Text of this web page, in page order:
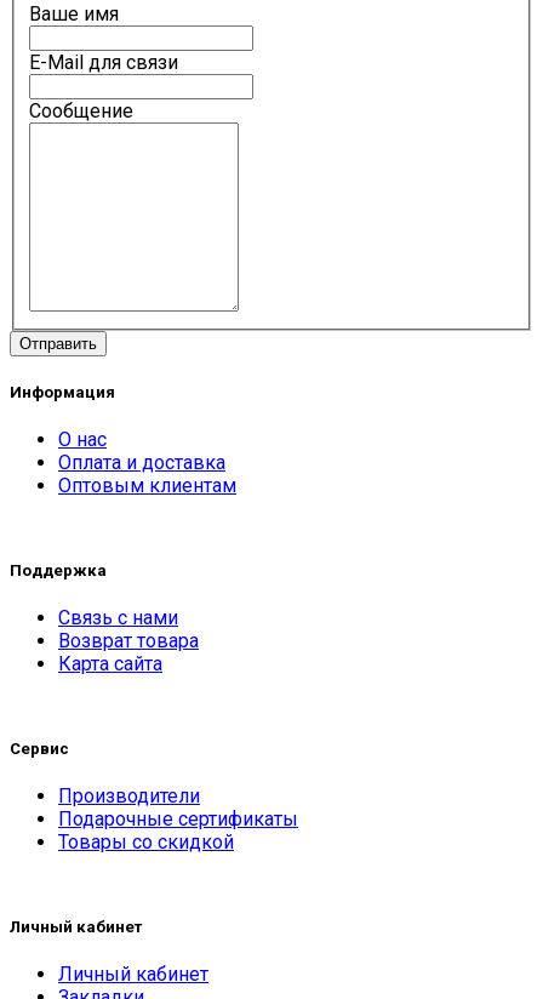
Ваше имя
E-Mail для связи
Сообщение
Информация
О нас
Оплата и доставка
Оптовым клиентам
Поддержка
Связь с нами
Возврат товара
Карта сайта
Сервис
Производители
Подарочные сертификаты
Товары со скидкой
Личный кабинет
Личный кабинет